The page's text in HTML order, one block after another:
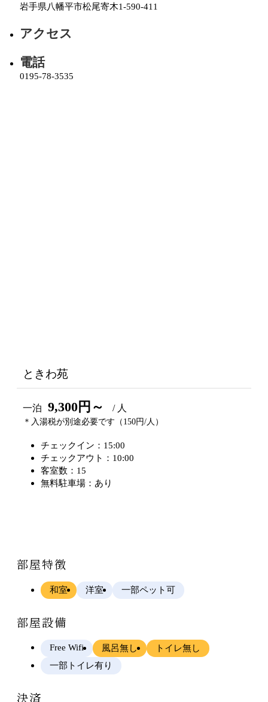
岩手県八幡平市松尾寄木1-590-411
アクセス
電話
0195-78-3535
ときわ苑
一泊 9,300円～ / 人
＊入湯税が別途必要です（150円/人）
チェックイン：15:00
チェックアウト：10:00
客室数：15
無料駐車場：あり
部屋特徴
和室 洋室 一部ペット可
部屋設備
Free Wifi 風呂無し
トイレ無し
一部トイレ有り
決済